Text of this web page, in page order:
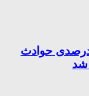
سازی منجر به کاهش ۳۸ درصدی حوادث
شد